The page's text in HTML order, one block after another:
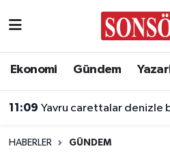
Ekonomi Gündem
11:09 Yavru carettalar denizle
HABERLER GÜNDEM
Asayiş
Ankara Nöbetçi